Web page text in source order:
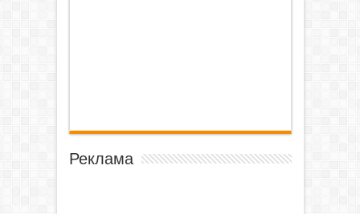
Реклама